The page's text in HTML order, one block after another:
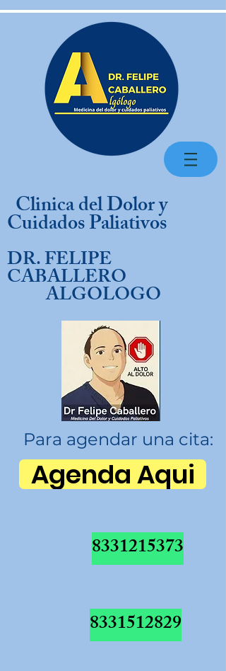
Clinica del Dolor y
Cuidados Paliativos
DR. FELIPE
CABALLERO
ALGOLOGO
Para agendar una cita:
Agenda Aqui
8331215373
8331512829